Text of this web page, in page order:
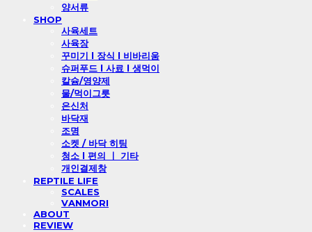
양서류
SHOP
사육세트
사육장
꾸미기 l 장식 l 비바리움
슈퍼푸드 l 사료 l 생먹이
칼슘/영양제
물/먹이그릇
은신처
바닥재
조명
소켓 / 바닥 히팅
청소 l 편의 ㅣ 기타
개인결제창
REPTILE LIFE
SCALES
VANMORI
ABOUT
REVIEW